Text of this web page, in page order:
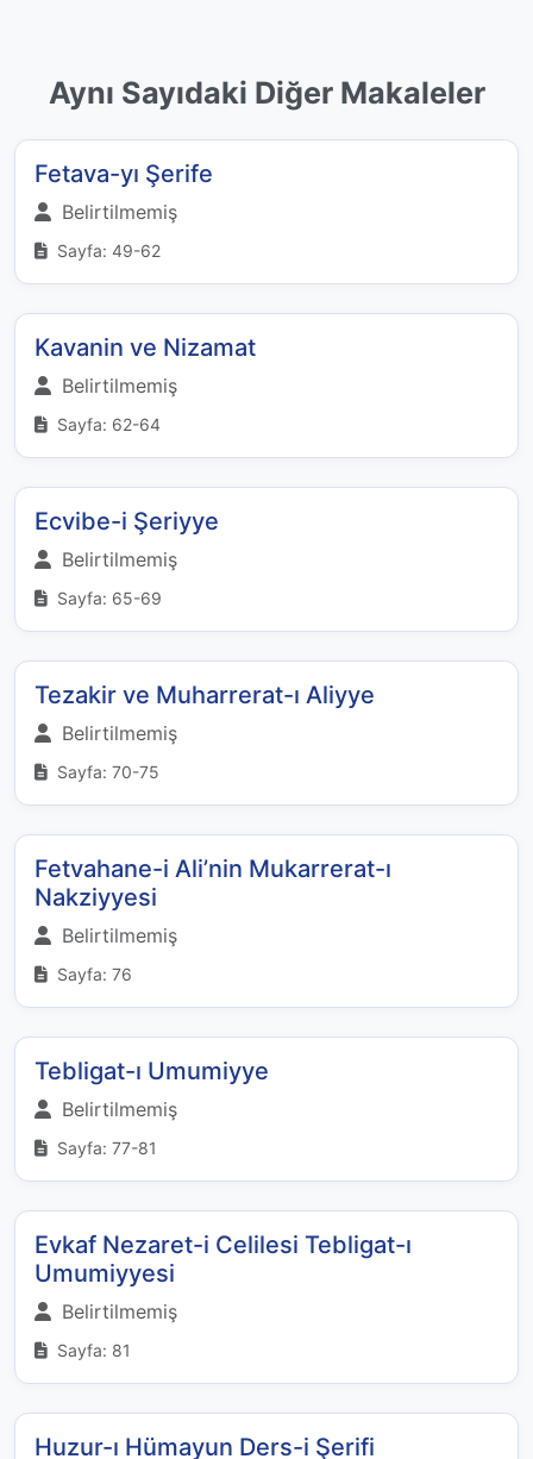
Aynı Sayıdaki Diğer Makaleler
Fetava-yı Şerife
Belirtilmemiş
Sayfa: 49-62
Kavanin ve Nizamat
Belirtilmemiş
Sayfa: 62-64
Ecvibe-i Şeriyye
Belirtilmemiş
Sayfa: 65-69
Tezakir ve Muharrerat-ı Aliyye
Belirtilmemiş
Sayfa: 70-75
Fetvahane-i Ali’nin Mukarrerat-ı
Nakziyyesi
Belirtilmemiş
Sayfa: 76
Tebligat-ı Umumiyye
Belirtilmemiş
Sayfa: 77-81
Evkaf Nezaret-i Celilesi Tebligat-ı
Umumiyyesi
Belirtilmemiş
Sayfa: 81
Huzur-ı Hümayun Ders-i Şerifi